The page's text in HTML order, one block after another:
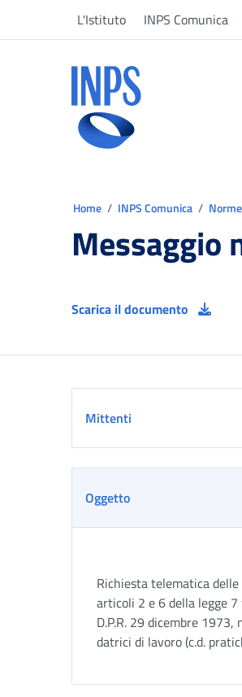
L'Istituto INPS Comunica
Home INPS Comunica
Messaggio
Scarica il documento
Mittenti
Oggetto
Richiesta telematica
articoli 2 e 6 della legge
D.P.R. 29 dicembre
datrici di lavoro (c.d.